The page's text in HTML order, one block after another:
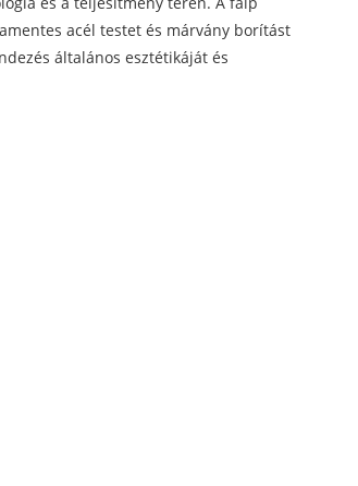
acél testet és márvány borítást
általános esztétikáját és